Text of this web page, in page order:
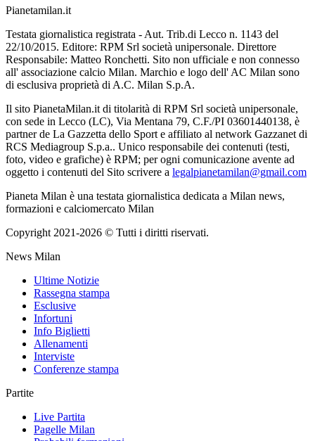
Pianetamilan.it
Testata giornalistica registrata - Aut. Trib.di Lecco n. 1143 del
22/10/2015. Editore: RPM Srl società unipersonale. Direttore
Responsabile: Matteo Ronchetti. Sito non ufficiale e non connesso
all' associazione calcio Milan. Marchio e logo dell' AC Milan sono
di esclusiva proprietà di A.C. Milan S.p.A.
Il sito PianetaMilan.it di titolarità di RPM Srl società unipersonale,
con sede in Lecco (LC), Via Mentana 79, C.F./PI 03601440138, è
partner de La Gazzetta dello Sport e affiliato al network Gazzanet di
RCS Mediagroup S.p.a.. Unico responsabile dei contenuti (testi,
foto, video e grafiche) è RPM; per ogni comunicazione avente ad
oggetto i contenuti del Sito scrivere a legalpianetamilan@gmail.com
Pianeta Milan è una testata giornalistica dedicata a Milan news,
formazioni e calciomercato Milan
Copyright 2021-2026 © Tutti i diritti riservati.
News Milan
Ultime Notizie
Rassegna stampa
Esclusive
Infortuni
Info Biglietti
Allenamenti
Interviste
Conferenze stampa
Partite
Live Partita
Pagelle Milan